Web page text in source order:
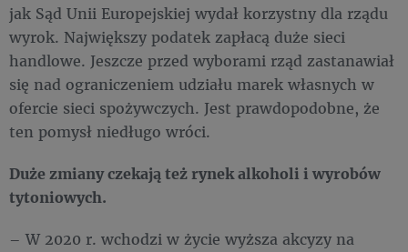
jak Sąd Unii Europejskiej wydał korzystny dla rządu
wyrok. Największy podatek zapłacą duże sieci
handlowe. Jeszcze przed wyborami rząd zastanawiał
się nad ograniczeniem udziału marek własnych w
ofercie sieci spożywczych. Jest prawdopodobne, że
ten pomysł niedługo wróci.
Duże zmiany czekają też rynek alkoholi i wyrobów
tytoniowych.
– W 2020 r. wchodzi w życie wyższa akcyzy na